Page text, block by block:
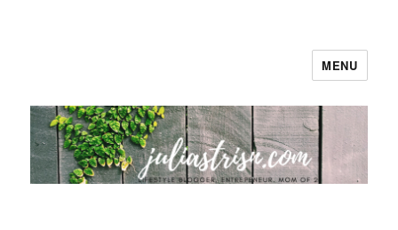
The Colorful Life By Juliastri SnMENU